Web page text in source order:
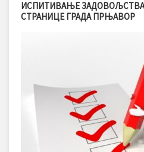
ИСПИТИВАЊЕ
СТРАНИЦЕ ГРАДА ПРЊАВОР